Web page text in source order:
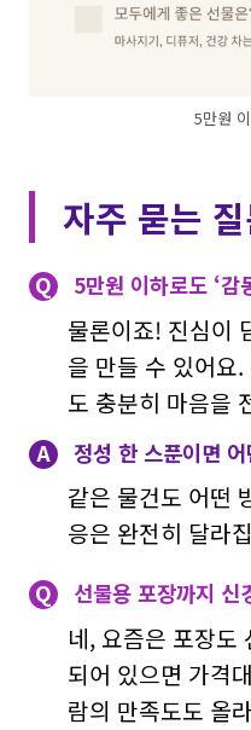
5만원
자주 묻는
Q 5만원 이하로도 ‘감
물론이죠! 진심이
을 만들 수 있어요
도 충분히 마음을
A 정성 한 스푼이면
같은 물건도 어떤
응은 완전히 달라
Q 선물용 포장까지 신
네, 요즘은 포장도
되어 있으면 가격
람의 만족도도 올